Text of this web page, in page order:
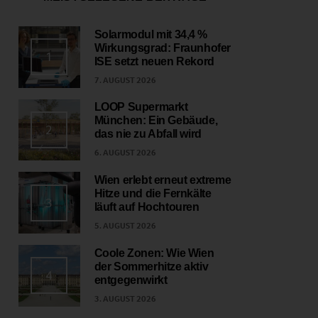
1
Solarmodul mit 34,4 %
Wirkungsgrad: Fraunhofer
ISE setzt neuen Rekord
7. AUGUST 2026
2
LOOP Supermarkt
München: Ein Gebäude,
das nie zu Abfall wird
6. AUGUST 2026
3
Wien erlebt erneut extreme
Hitze und die Fernkälte
läuft auf Hochtouren
5. AUGUST 2026
4
Coole Zonen: Wie Wien
der Sommerhitze aktiv
entgegenwirkt
3. AUGUST 2026